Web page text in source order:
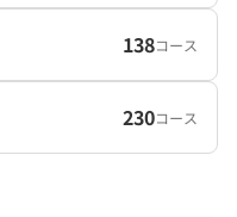
138コース
230コース